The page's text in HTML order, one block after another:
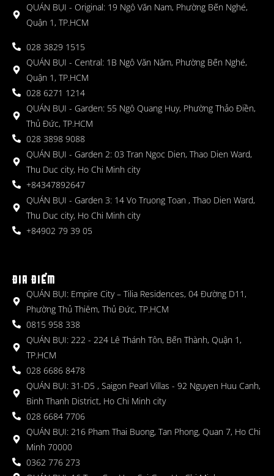
QUÁN BỤI - Original: 19 Ngô Văn Nam, Phường Bến Nghé,
Quận 1, TP.HCM
028 3829 1515
QUÁN BỤI - Central: 1B Ngô Văn Năm, Phường Bến Nghé,
Quận 1, TP.HCM
028 6271 1214
QUÁN BỤI - Garden: 55 Ngô Quang Huy, Phường Thảo Điền,
Thủ Đức, TP.HCM
028 3898 9088
QUÁN BỤI - Garden 2: 03 Tran Ngoc Dien, Thao Dien Ward,
Thu Duc city, Ho Chi Minh city
+84347892647
QUÁN BỤI - Garden 3: 14 Vo Truong Toan , Thao Dien Ward,
Thu Duc city, Ho Chi Minh city
+84902 79 39 05
ĐỊA ĐIỂM
QUÁN BỤI: Empire City – Tilia Residences, 04 Đường D11,
Phường Thủ Thiêm, Thủ Đức, TP.HCM
0815 958 338
QUÁN BỤI: 222 - 224 Lê Thánh Tôn, Bến Thành, Quận 1,
TP.HCM
028 6686 8478
QUÁN BỤI: 31-D5 , Saigon Pearl Villas - 92 Nguyen Huu Canh,
Binh Thanh District, Ho Chi Minh city
028 6684 7706
QUÁN BỤI: 216 Pham Thai Buong, Tan Phong, Quan 7, Ho Chi
Minh 70000
0362 776 273